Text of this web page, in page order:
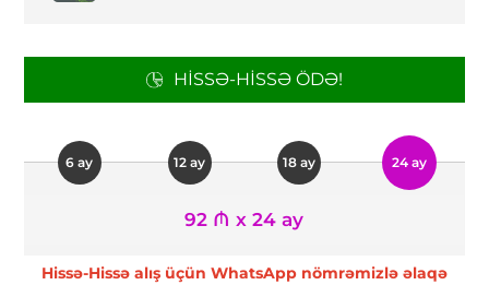
HISSƏ-HISSƏ ÖDƏ!
6 ay 12 ay 18 ay 24 ay
92 ₼ x 24 ay
Hissə-Hissə alış üçün WhatsApp nömrəmizlə əlaqə